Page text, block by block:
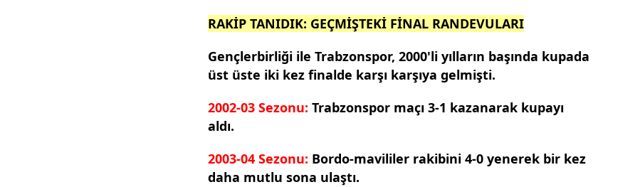
RAKİP TANIDIK: GEÇMİŞTEKİ FİNAL RANDEVULARI
Gençlerbirliği ile Trabzonspor, 2000'li yılların başında kupada
üst üste iki kez finalde karşı karşıya gelmişti.
2002-03 Sezonu: Trabzonspor maçı 3-1 kazanarak kupayı
aldı.
2003-04 Sezonu: Bordo-mavililer rakibini 4-0 yenerek bir kez
daha mutlu sona ulaştı.